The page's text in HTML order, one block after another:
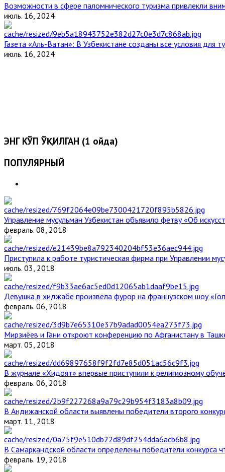
Возможности в сфере паломнического туризма привлекли
июль. 16, 2024
Газета «Аль-Ватан»: В Узбекистане созданы все условия для
июль. 16, 2024
ЭНГ КЎП ЎҚИЛГАН (1 ойда)
ПОПУЛЯРНЫЙ
Управление мусульман Узбекистан объявило фетву «Об
февраль. 08, 2018
Приступила к работе туристическая фирма при Управлении
июль. 03, 2018
Девушка в хиджабе произвела фурор на французском шоу
февраль. 06, 2018
Мирзиёев и Гани откроют конференцию по Афганистану в
март. 05, 2018
В журнале «Хидоят» впервые приступили к религиозному
февраль. 06, 2018
В Андижанской области выявлены победители второго
март. 11, 2018
В Самаркандской области определены победители конкурса
февраль. 19, 2018